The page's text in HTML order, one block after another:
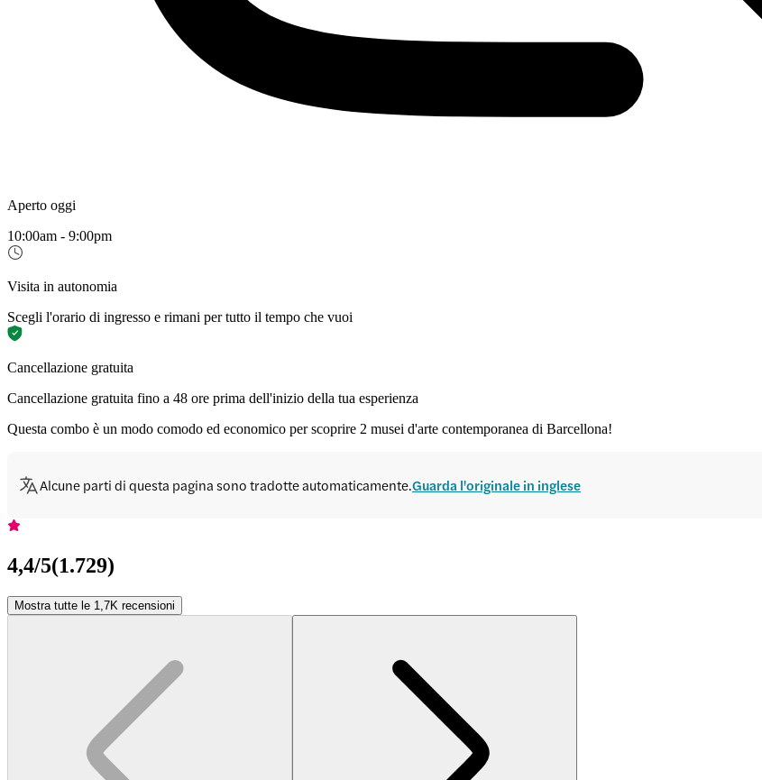
Aperto oggi
10:00am - 9:00pm
Visita in autonomia
Scegli l'orario di ingresso e rimani per tutto il tempo che vuoi
Cancellazione gratuita
Cancellazione gratuita fino a 48 ore prima dell'inizio della tua esperienza
Questa combo è un modo comodo ed economico per scoprire 2 musei d'arte contemporanea di Barcellona!
Alcune parti di questa pagina sono tradotte automaticamente.Guarda l'originale in inglese
4,4/5(1.729)
Mostra tutte le 1,7K recensioni